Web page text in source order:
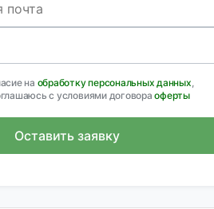
на обработку персональных данных,
с условиями договораоферты
Оставить заявку